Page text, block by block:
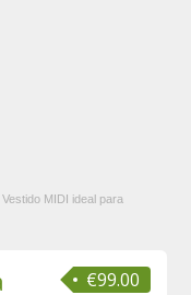
Vestido MIDI ideal para
€99.00